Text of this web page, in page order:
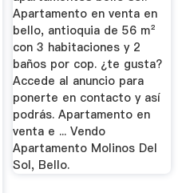
Apartamento en venta en
bello, antioquia de 56 m²
con 3 habitaciones y 2
baños por cop. ¿te gusta?
Accede al anuncio para
ponerte en contacto y así
podrás. Apartamento en
venta e ... Vendo
Apartamento Molinos Del
Sol, Bello.